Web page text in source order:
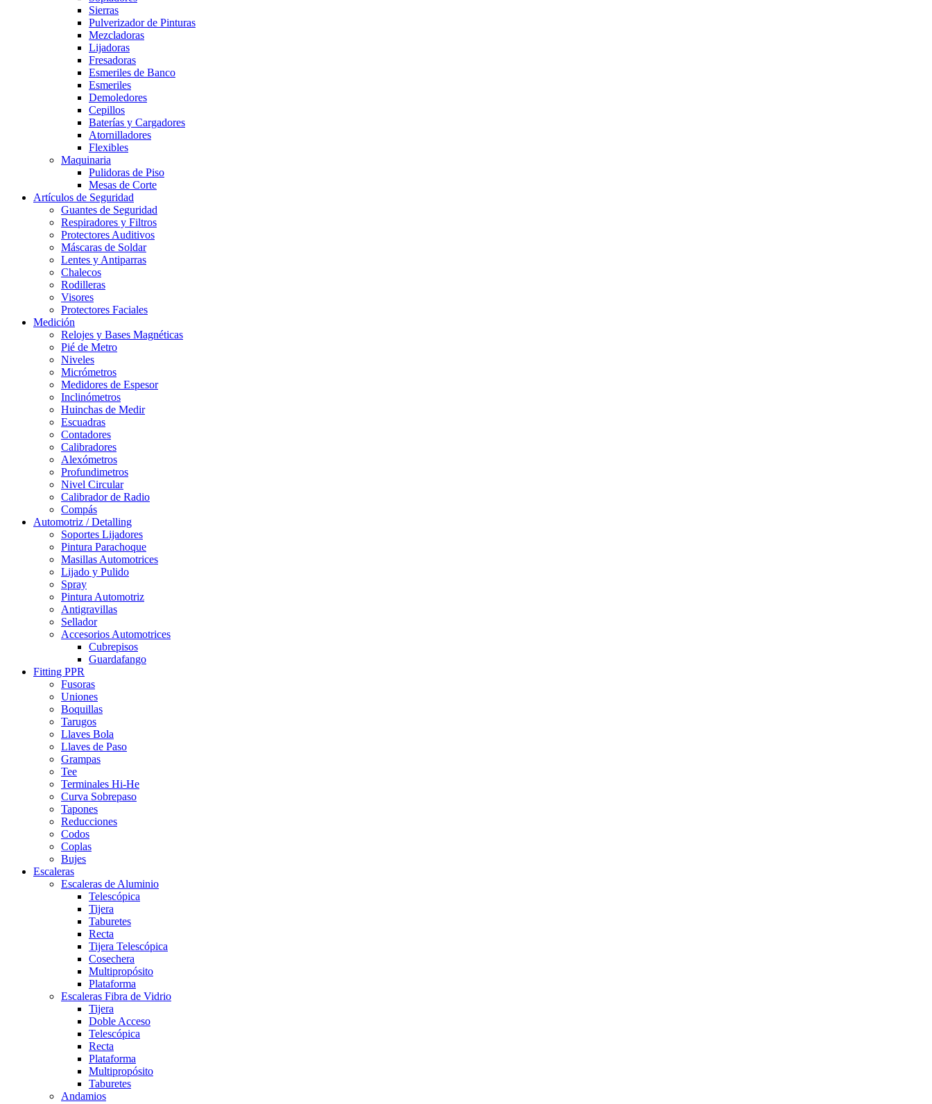
Sierras
Pulverizador de Pinturas
Mezcladoras
Lijadoras
Fresadoras
Esmeriles de Banco
Esmeriles
Demoledores
Cepillos
Baterías y Cargadores
Atornilladores
Flexibles
Maquinaria
Pulidoras de Piso
Mesas de Corte
Artículos de Seguridad
Guantes de Seguridad
Respiradores y Filtros
Protectores Auditivos
Máscaras de Soldar
Lentes y Antiparras
Chalecos
Rodilleras
Visores
Protectores Faciales
Medición
Relojes y Bases Magnéticas
Pié de Metro
Niveles
Micrómetros
Medidores de Espesor
Inclinómetros
Huinchas de Medir
Escuadras
Contadores
Calibradores
Alexómetros
Profundimetros
Nivel Circular
Calibrador de Radio
Compás
Automotriz / Detalling
Soportes Lijadores
Pintura Parachoque
Masillas Automotrices
Lijado y Pulido
Spray
Pintura Automotriz
Antigravillas
Sellador
Accesorios Automotrices
Cubrepisos
Guardafango
Fitting PPR
Fusoras
Uniones
Boquillas
Tarugos
Llaves Bola
Llaves de Paso
Grampas
Tee
Terminales Hi-He
Curva Sobrepaso
Tapones
Reducciones
Codos
Coplas
Bujes
Escaleras
Escaleras de Aluminio
Telescópica
Tijera
Taburetes
Recta
Tijera Telescópica
Cosechera
Multipropósito
Plataforma
Escaleras Fibra de Vidrio
Tijera
Doble Acceso
Telescópica
Recta
Plataforma
Multipropósito
Taburetes
Andamios